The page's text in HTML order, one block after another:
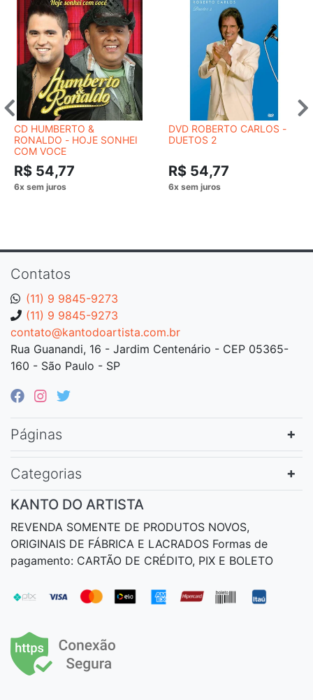
CD HUMBERTO &
RONALDO - HOJE SONHEI
COM VOCE
R$ 54,77
DVD ROBERTO CARLOS -
DUETOS 2
R$ 54,77
Contatos
(11) 9 9845-9273
(11) 9 9845-9273
contato@kantodoartista.com.br
Rua Guanandi, 16 - Jardim Centenário - CEP 05365-
160 - São Paulo - SP
Páginas
Categorias
KANTO DO ARTISTA
REVENDA SOMENTE DE PRODUTOS NOVOS,
ORIGINAIS DE FÁBRICA E LACRADOS Formas de
pagamento: CARTÃO DE CRÉDITO, PIX E BOLETO